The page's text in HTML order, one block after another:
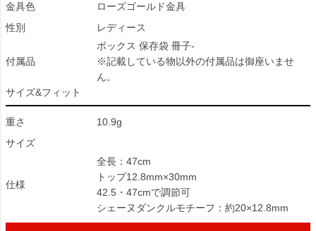
金具色
ローズゴールド金具
性別
レディース
付属品
ボックス 保存袋 冊子-
※記載している物以外の付属品は御座いませ
ん。
サイズ&フィット
重さ
10.9g
サイズ
仕様
全長：47cm
トップ12.8mm×30mm
42.5・47cmで調節可
シェーヌダンクルモチーフ：約20×12.8mm